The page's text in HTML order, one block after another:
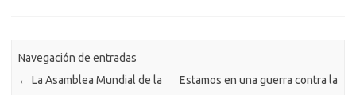
Navegación de entradas
← La Asamblea Mundial de la
Estamos en una guerra contra la